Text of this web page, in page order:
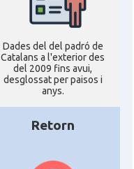
Dades del del padró de
Catalans a l'exterior des
del 2009 fins avui,
desglossat per paisos i
anys.
Retorn